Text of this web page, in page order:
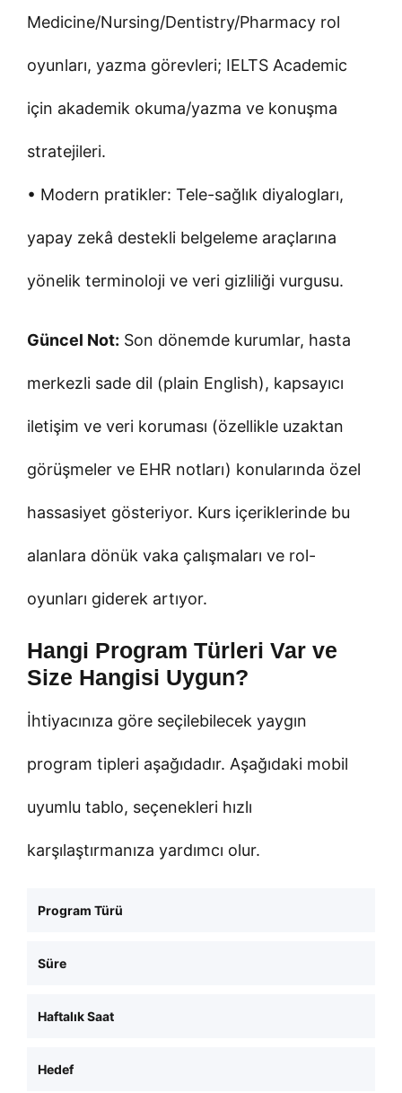
Medicine/Nursing/Dentistry/Pharmacy rol
oyunları, yazma görevleri; IELTS Academic
için akademik okuma/yazma ve konuşma
stratejileri.
• Modern pratikler: Tele-sağlık diyalogları,
yapay zekâ destekli belgeleme araçlarına
yönelik terminoloji ve veri gizliliği vurgusu.
Güncel Not: Son dönemde kurumlar, hasta
merkezli sade dil (plain English), kapsayıcı
iletişim ve veri koruması (özellikle uzaktan
görüşmeler ve EHR notları) konularında özel
hassasiyet gösteriyor. Kurs içeriklerinde bu
alanlara dönük vaka çalışmaları ve rol-
oyunları giderek artıyor.
Hangi Program Türleri Var ve
Size Hangisi Uygun?
İhtiyacınıza göre seçilebilecek yaygın
program tipleri aşağıdadır. Aşağıdaki mobil
uyumlu tablo, seçenekleri hızlı
karşılaştırmanıza yardımcı olur.
Program Türü
Süre
Haftalık Saat
Hedef